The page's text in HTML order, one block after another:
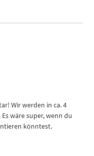
Wir werden in ca. 4
wäre super, wenn du
könntest.